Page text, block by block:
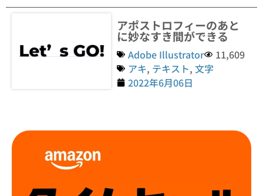
アポストロフィーのあと
に妙なすき間ができる
Adobe Illustrator
11,609
アキ, テキスト,文字
2022年6月06日